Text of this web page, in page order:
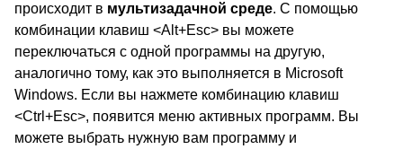
происходит в мультизадачной среде. С помощью
комбинации клавиш <Alt+Esc> вы можете
переключаться с одной программы на другую,
аналогично тому, как это выполняется в Microsoft
Windows. Если вы нажмете комбинацию клавиш
<Ctrl+Esc>, появится меню активных программ. Вы
можете выбрать нужную вам программу и